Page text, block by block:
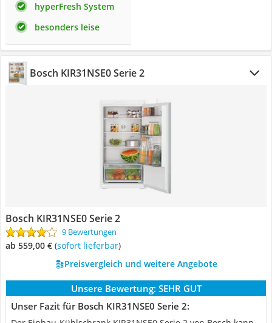
hyperFresh System
besonders leise
Bosch KIR31NSE0 Serie 2
Bosch KIR31NSE0 Serie 2
9 Bewertungen
ab 559,00 € ( Sofort lieferbar)
Preisvergleich und weitere Angebote
Unsere Bewertung: SEHR GUT
Unser Fazit für Bosch KIR31NSE0 Serie 2: